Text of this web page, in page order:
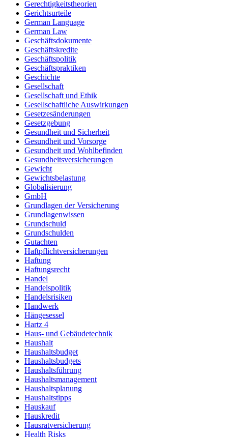
Gerechtigkeitstheorien
Gerichtsurteile
German Language
German Law
Geschäftsdokumente
Geschäftskredite
Geschäftspolitik
Geschäftspraktiken
Geschichte
Gesellschaft
Gesellschaft und Ethik
Gesellschaftliche Auswirkungen
Gesetzesänderungen
Gesetzgebung
Gesundheit und Sicherheit
Gesundheit und Vorsorge
Gesundheit und Wohlbefinden
Gesundheitsversicherungen
Gewicht
Gewichtsbelastung
Globalisierung
GmbH
Grundlagen der Versicherung
Grundlagenwissen
Grundschuld
Grundschulden
Gutachten
Haftpflichtversicherungen
Haftung
Haftungsrecht
Handel
Handelspolitik
Handelsrisiken
Handwerk
Hängesessel
Hartz 4
Haus- und Gebäudetechnik
Haushalt
Haushaltsbudget
Haushaltsbudgets
Haushaltsführung
Haushaltsmanagement
Haushaltsplanung
Haushaltstipps
Hauskauf
Hauskredit
Hausratversicherung
Health Risks